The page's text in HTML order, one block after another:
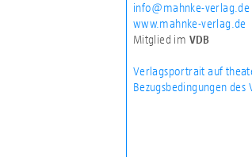
info@mahnke-verlag.de
www.mahnke-verlag.de
Mitglied im VDB
Verlagsportrait auf
Bezugsbedingungen des